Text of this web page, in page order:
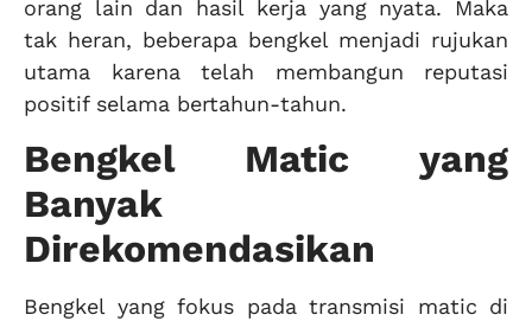
orang lain dan hasil kerja yang nyata. Maka
tak heran, beberapa bengkel menjadi rujukan
utama karena telah membangun reputasi
positif selama bertahun-tahun.
Bengkel Matic yang
Banyak
Direkomendasikan
Bengkel yang fokus pada transmisi matic di